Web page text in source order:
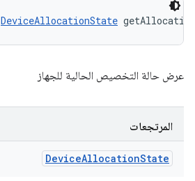
DeviceAllocationState
عرض حالة التخصيص الحالية للجهاز
المرتجعات
DeviceAllocationState